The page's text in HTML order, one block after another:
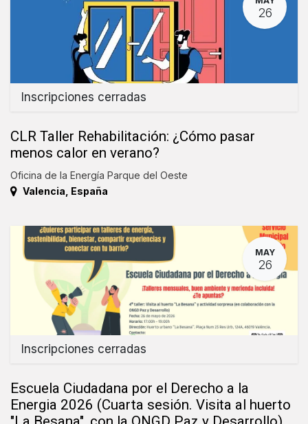
26
Inscripciones cerradas
CLR Taller Rehabilitación: ¿Cómo pasar
menos calor en verano?
Oficina de la Energía Parque del Oeste
Valencia España
MAY
26
Inscripciones cerradas
Escuela Ciudadana por el Derecho a la
Energia 2026 (Cuarta sesión. Visita al huerto